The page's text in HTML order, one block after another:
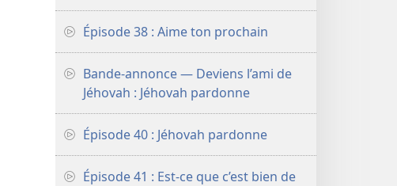
Épisode 38 : Aime ton prochain
Bande-annonce — Deviens l’ami de
Jéhovah : Jéhovah pardonne
Épisode 40 : Jéhovah pardonne
Épisode 41 : Est-​ce que c’est bien de